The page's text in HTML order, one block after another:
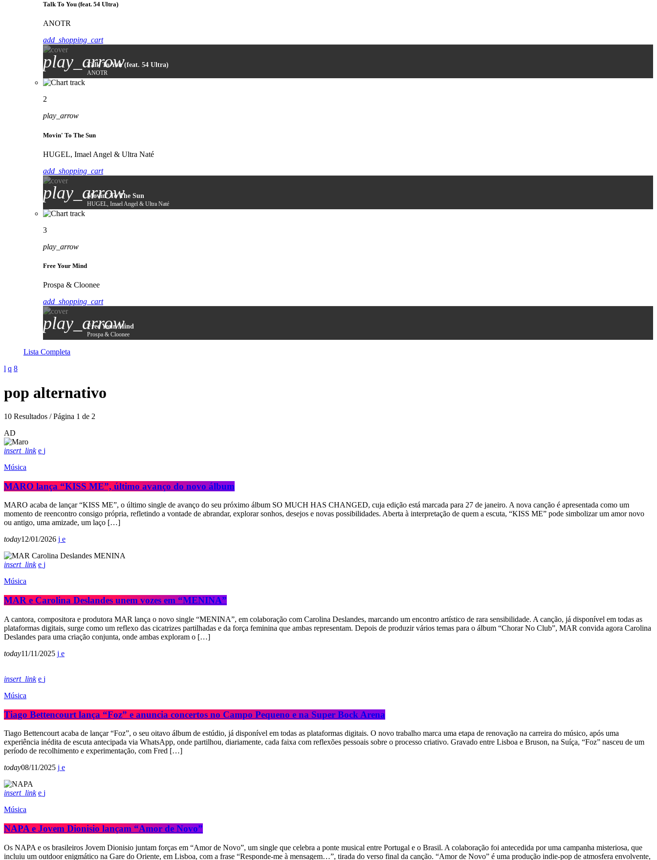
Talk To You (feat. 54 Ultra)
ANOTR
add_shopping_cart
play_arrowTalk To You (feat. 54 Ultra)
ANOTR
2
play_arrow
Movin' To The Sun
HUGEL, Imael Angel & Ultra Naté
add_shopping_cart
play_arrow
Movin' To The Sun
HUGEL, Imael Angel & Ultra Naté
3
play_arrow
Free Your Mind
Prospa & Cloonee
add_shopping_cart
play_arrow
Free Your Mind
Prospa & Cloonee
Lista Completa
pop alternativo
10 Resultados / Página 1 de 2
AD
insert_link
Música
MARO lança “KISS ME”, último avanço do novo álbum
MARO acaba de lançar “KISS ME”, o último single de avanço do seu próximo álbum SO MUCH HAS CHANGED, cuja edição está marcada para 27 de janeiro. A nova canção é apresentada como um
momento de reencontro consigo própria, refletindo a vontade de abrandar, explorar sonhos, desejos e novas possibilidades. Aberta à interpretação de quem a escuta, “KISS ME” pode simbolizar um amor novo
ou antigo, uma amizade, um laço […]
today12/01/2026
insert_link
Música
MAR e Carolina Deslandes unem vozes em “MENINA”
A cantora, compositora e produtora MAR lança o novo single “MENINA”, em colaboração com Carolina Deslandes, marcando um encontro artístico de rara sensibilidade. A canção, já disponível em todas as
plataformas digitais, surge como um reflexo das cicatrizes partilhadas e da força feminina que ambas representam. Depois de produzir vários temas para o álbum “Chorar No Club”, MAR convida agora Carolina
Deslandes para uma criação conjunta, onde ambas exploram o […]
today11/11/2025
insert_link
Música
Tiago Bettencourt lança “Foz” e anuncia concertos no Campo Pequeno e na Super Bock Arena
Tiago Bettencourt acaba de lançar “Foz”, o seu oitavo álbum de estúdio, já disponível em todas as plataformas digitais. O novo trabalho marca uma etapa de renovação na carreira do músico, após uma
experiência inédita de escuta antecipada via WhatsApp, onde partilhou, diariamente, cada faixa com reflexões pessoais sobre o processo criativo. Gravado entre Lisboa e Bruson, na Suíça, “Foz” nasceu de um
período de recolhimento e experimentação, com Fred […]
today08/11/2025
insert_link
Música
NAPA e Jovem Dionisio lançam “Amor de Novo”
Os NAPA e os brasileiros Jovem Dionisio juntam forças em “Amor de Novo”, um single que celebra a ponte musical entre Portugal e o Brasil. A colaboração foi antecedida por uma campanha misteriosa, que
incluiu um outdoor enigmático na Gare do Oriente, em Lisboa, com a frase “Responde-me à mensagem…”, tirada do verso final da canção. “Amor de Novo” é uma produção indie-pop de atmosfera envolvente,